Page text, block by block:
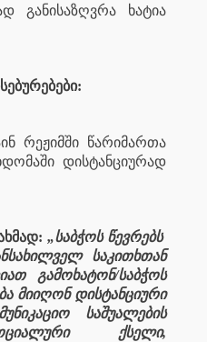
განისაზღვრა ხატია
რეჟიმში წარიმართა
დისტანციურად
„საბჭოს წევრებს
საკითხთან
გამოხატონ/საბჭოს
მიიღონ დისტანციური
საშუალების
ქსელი,